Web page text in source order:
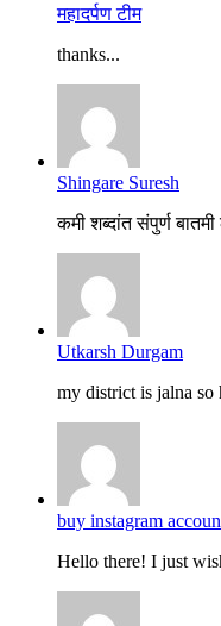
महादर्पण टीम
thanks...
Shingare Suresh
कमी शब्दांत संपुर्ण
Utkarsh Durgam
my district is jalna
buy instagram
Hello there! I just